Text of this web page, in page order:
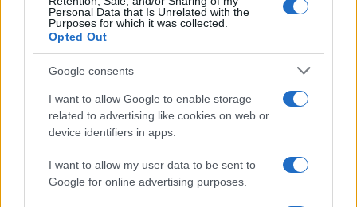
Personal Data that Is Unrelated with the
Purposes for which it was collected.
Opted Out
Google consents
I want to allow Google to enable storage
related to advertising like cookies on web or
device identifiers in apps.
I want to allow my user data to be sent to
Google for online advertising purposes.